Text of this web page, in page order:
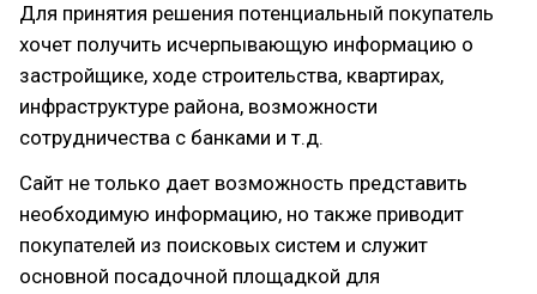
Для принятия решения потенциальный покупатель
хочет получить исчерпывающую информацию о
застройщике, ходе строительства, квартирах,
инфраструктуре района, возможности
сотрудничества с банками и т.д.
Сайт не только дает возможность представить
необходимую информацию, но также приводит
покупателей из поисковых систем и служит
основной посадочной площадкой для